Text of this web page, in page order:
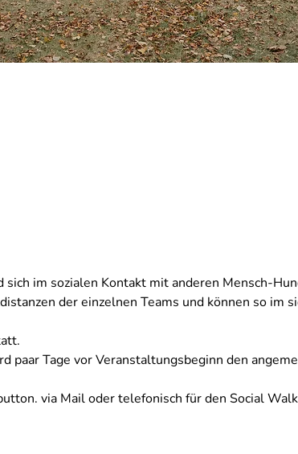
im sozialen Kontakt mit anderen Mensch-
der einzelnen Teams und können so im
paar Tage vor Veranstaltungsbeginn den
via Mail oder telefonisch für den Social